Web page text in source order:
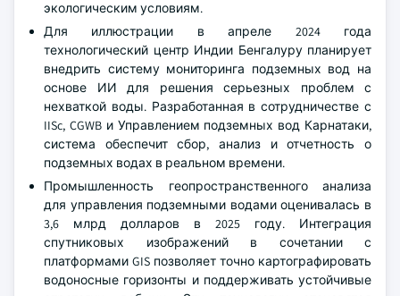
экологическим условиям.
Для иллюстрации в апреле 2024 года
технологический центр Индии Бенгалуру планирует
внедрить систему мониторинга подземных вод на
основе ИИ для решения серьезных проблем с
нехваткой воды. Разработанная в сотрудничестве с
IISc, CGWB и Управлением подземных вод Карнатаки,
система обеспечит сбор, анализ и отчетность о
подземных водах в реальном времени.
Промышленность геопространственного анализа
для управления подземными водами оценивалась в
3,6 млрд долларов в 2025 году. Интеграция
спутниковых изображений в сочетании с
платформами GIS позволяет точно картографировать
водоносные горизонты и поддерживать устойчивые